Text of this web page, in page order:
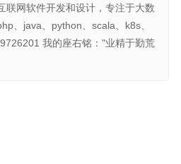
联网软件开发和设计，专注于大数
、java、python、scala、k8s、
我的座右铭："业精于勤荒